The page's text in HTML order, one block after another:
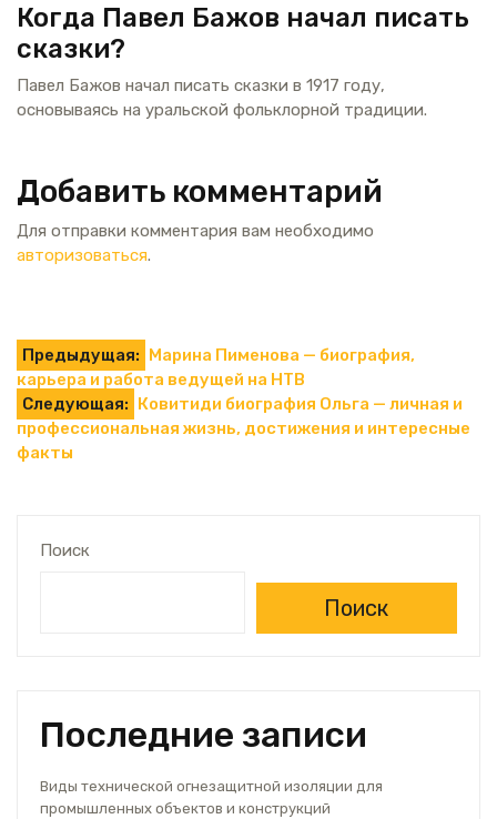
Когда Павел Бажов начал писать
сказки?
Павел Бажов начал писать сказки в 1917 году,
основываясь на уральской фольклорной традиции.
Добавить комментарий
Для отправки комментария вам необходимо
авторизоваться.
Навигация
по
записям
Предыдущая: Марина Пименова — биография,
карьера и работа ведущей на НТВ
Следующая: Ковитиди биография Ольга — личная и
профессиональная жизнь, достижения и интересные
факты
Поиск
Поиск
Последние записи
Виды технической огнезащитной изоляции для
промышленных объектов и конструкций